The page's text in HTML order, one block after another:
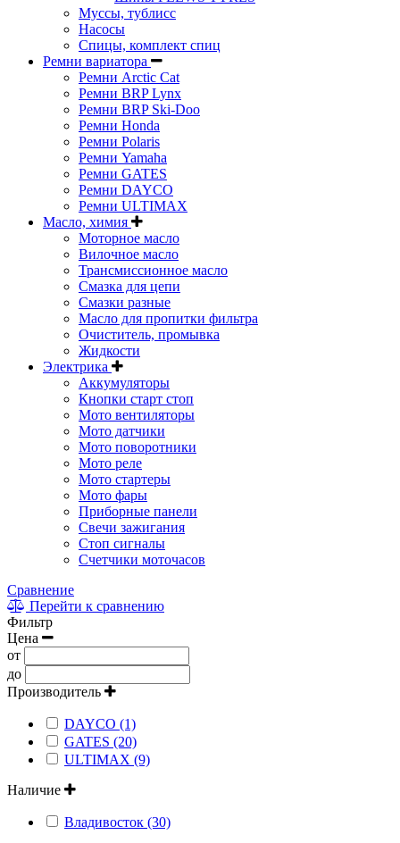
Муссы, тублисс
Насосы
Спицы, комплект спиц
Ремни вариатора
Ремни Arctic Cat
Ремни BRP Lynx
Ремни BRP Ski-Doo
Ремни Honda
Ремни Polaris
Ремни Yamaha
Ремни GATES
Ремни DAYCO
Ремни ULTIMAX
Масло, химия
Моторное масло
Вилочное масло
Трансмиссионное масло
Смазка для цепи
Смазки разные
Масло для пропитки фильтра
Очиститель, промывка
Жидкости
Электрика
Аккумуляторы
Кнопки старт стоп
Мото вентиляторы
Мото датчики
Мото поворотники
Мото реле
Мото стартеры
Мото фары
Приборные панели
Свечи зажигания
Стоп сигналы
Счетчики моточасов
Сравнение
Перейти к сравнению
Фильтр
Цена
от
до
Производитель
DAYCO (1)
GATES (20)
ULTIMAX (9)
Наличие
Владивосток (30)